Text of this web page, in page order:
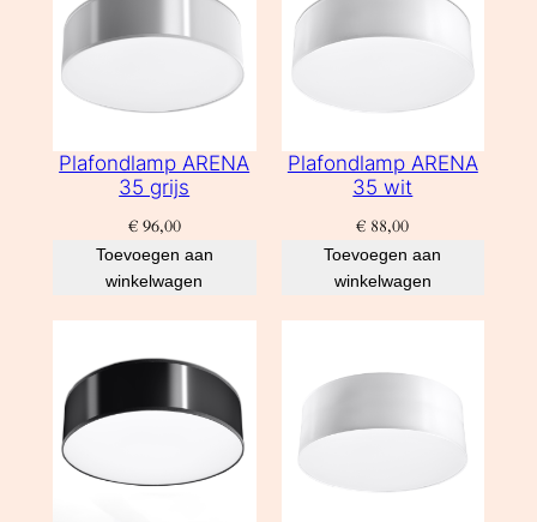
Plafondlamp ARENA
35 grijs
€96,00
Toevoegen aan
winkelwagen
Plafondlamp ARENA
35 wit
€ 88,00
Toevoegen aan
winkelwagen